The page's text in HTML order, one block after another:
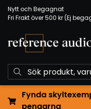
Nytt och Begagnat
Fri Frakt över 500 kr (Ej
Fynda
pengarna